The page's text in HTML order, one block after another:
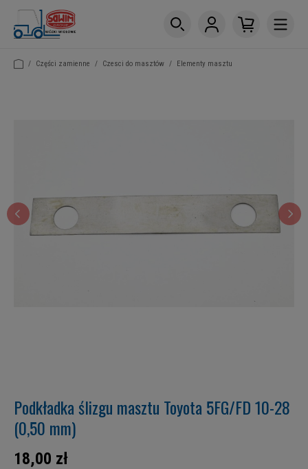
/ Części zamienne / Czesci do masztów / Elementy masztu
Podkładka ślizgu masztu Toyota 5FG/FD 10-28
(0,50 mm)
18,00 zł